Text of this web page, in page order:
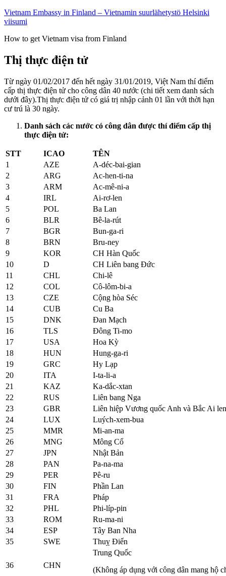
Vietnam Embassy in Finland – Vietnamin suurlähetystö Helsinki
viisumi
How to get Vietnam visa from Finland
Thị thực điện tử
Từ ngày 01/02/2017 đến hết ngày 31/01/2019, Việt Nam thí điểm
cấp thị thực điện tử cho công dân 40 nước (chi tiết xem danh sách
dưới đây).Thị thực điện tử có giá trị nhập cảnh 01 lần với thời hạn
cư trú là 30 ngày.
Danh sách các nước có công dân được thí điểm cấp thị
thực điện tử:
STT ICAO
TÊN
1
AZE
A-déc-bai-gian
2
ARG
Ac-hen-ti-na
3
ARM
Ac-mê-ni-a
4
IRL
Ai-rơ-len
5
POL
Ba Lan
6
BLR
Bê-la-rút
7
BGR
Bun-ga-ri
8
BRN
Bru-ney
9
KOR
CH Hàn Quốc
10
D
CH Liên bang Đức
11
CHL
Chi-lê
12
COL
Cô-lôm-bi-a
13
CZE
Cộng hòa Séc
14
CUB
Cu Ba
15
DNK
Đan Mạch
16
TLS
Đông Ti-mo
17
USA
Hoa Kỳ
18
HUN
Hung-ga-ri
19
GRC
Hy Lạp
20
ITA
I-ta-li-a
21
KAZ
Ka-dắc-xtan
22
RUS
Liên bang Nga
23
GBR
Liên hiệp Vương quốc Anh và Bắc Ai len
24
LUX
Luých-xem-bua
25
MMR
Mi-an-ma
26
MNG
Mông Cổ
27
JPN
Nhật Bản
28
PAN
Pa-na-ma
29
PER
Pê-ru
30
FIN
Phần Lan
31
FRA
Pháp
32
PHL
Phi-líp-pin
33
ROM
Ru-ma-ni
34
ESP
Tây Ban Nha
35
SWE Thuỵ Điển
36 CHN
Trung Quốc
(Không áp dụng với công dân mang hộ